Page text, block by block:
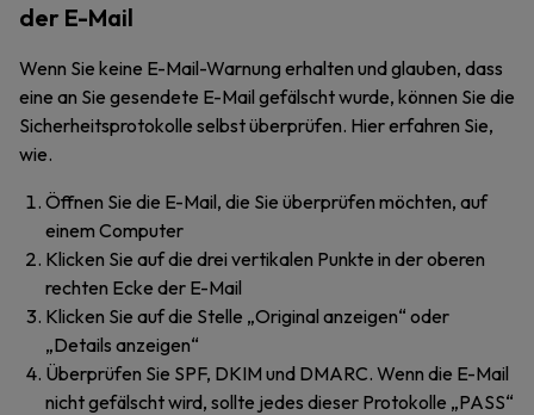
der E-Mail
Wenn Sie keine E-Mail-Warnung erhalten und glauben, dass
eine an Sie gesendete E-Mail gefälscht wurde, können Sie die
Sicherheitsprotokolle selbst überprüfen. Hier erfahren Sie,
wie.
Öffnen Sie die E-Mail, die Sie überprüfen möchten, auf
einem Computer
Klicken Sie auf die drei vertikalen Punkte in der oberen
rechten Ecke der E-Mail
Klicken Sie auf die Stelle „Original anzeigen“ oder
„Details anzeigen“
Überprüfen Sie SPF, DKIM und DMARC. Wenn die E-Mail
nicht gefälscht wird, sollte jedes dieser Protokolle „PASS“